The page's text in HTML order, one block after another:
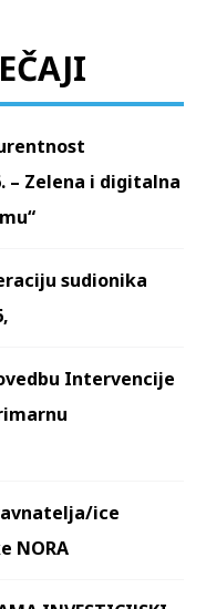
– Zelena i digitalna
sudionika
Intervencije
ice
NORA